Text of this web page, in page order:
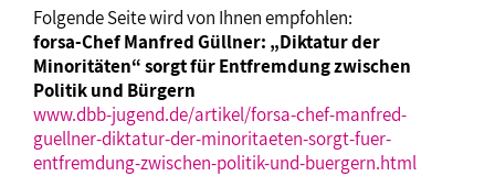
Folgende Seite wird von Ihnen empfohlen:
forsa-Chef Manfred Güllner: „Diktatur der
Minoritäten“ sorgt für Entfremdung zwischen
Politik und Bürgern
www.dbb-jugend.de/artikel/forsa-chef-manfred-
guellner-diktatur-der-minoritaeten-sorgt-fuer-
entfremdung-zwischen-politik-und-buergern.html